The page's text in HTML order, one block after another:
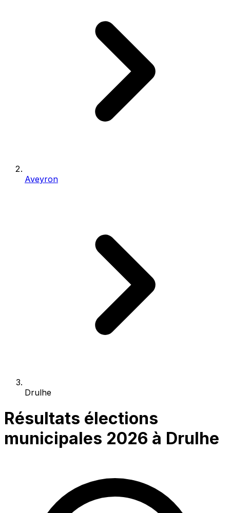
Aveyron
Drulhe
Résultats élections
municipales 2026 à Drulhe